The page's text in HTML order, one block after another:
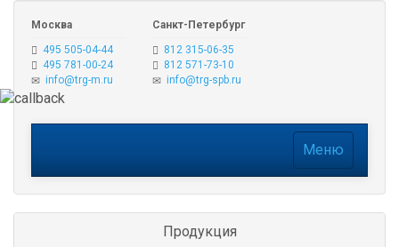
Москва
495 505-04-44
495 781-00-24
info@trg-m.ru
Санкт-Петербург
812 315-06-35
812 571-73-10
info@trg-spb.ru
Меню
Продукция